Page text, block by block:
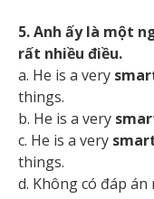
5. Anh ấy là một
rất nhiều điều.
a. He is a very
things.
b. He is a very
c. He is a very
things.
d. Không có đáp án